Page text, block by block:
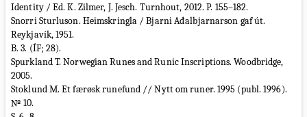
Identity / Ed. K. Zilmer, J. Jesch. Turnhout, 2012. P. 155–182.
Snorri Sturluson. Heimskringla / Bjarni Ađalbjarnarson gaf út.
Reykjavík, 1951.
B. 3. (ÍF; 28).
Spurkland T. Norwegian Runes and Runic Inscriptions. Woodbridge,
2005.
Stoklund M. Et færøsk runefund // Nytt om runer. 1995 (publ. 1996).
№ 10.